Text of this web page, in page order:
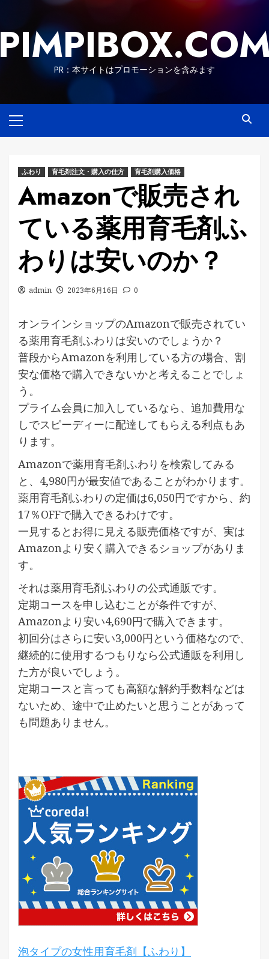
content
PR：本サイトはプロモーションを含みます
Menu
ふわり 育毛剤注文・購入の仕方 育毛剤購入価格
Amazonで販売され
ている薬用育毛剤ふ
わりは安いのか？
admin 2023年6月16日 0
オンラインショップのAmazonで販売されてい
る薬用育毛剤ふわりは安いのでしょうか？
普段からAmazonを利用している方の場合、割
安な価格で購入できないかと考えることでしょ
う。
プライム会員に加入しているなら、追加費用な
しでスピーディーに配達してもらえる利点もあ
ります。
Amazonで薬用育毛剤ふわりを検索してみる
と、4,980円が最安値であることがわかります。
薬用育毛剤ふわりの定価は6,050円ですから、約
17％OFFで購入できるわけです。
一見するとお得に見える販売価格ですが、実は
Amazonより安く購入できるショップがありま
す。
それは薬用育毛剤ふわりの公式通販です。
定期コースを申し込むことが条件ですが、
Amazonより安い4,690円で購入できます。
初回分はさらに安い3,000円という価格なので、
継続的に使用するつもりなら公式通販を利用し
た方が良いでしょう。
定期コースと言っても高額な解約手数料などは
ないため、途中で止めたいと思うことがあって
も問題ありません。
泡タイプの女性用育毛剤【ふわり】